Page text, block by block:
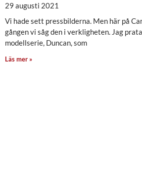
29 augusti 2021
Vi hade sett pressbilderna. Men här på
gången vi såg den i verkligheten. Jag
modellserie, Duncan, som
Läs mer »